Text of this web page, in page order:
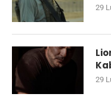
29
29